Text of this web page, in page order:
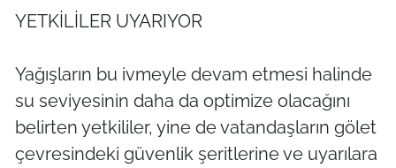
YETKİLİLER UYARIYOR
Yağışların bu ivmeyle devam etmesi halinde
su seviyesinin daha da optimize olacağını
belirten yetkililer, yine de vatandaşların gölet
çevresindeki güvenlik şeritlerine ve uyarılara